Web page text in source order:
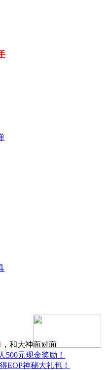
，和大神面对面
500元现金奖励！
EOP神秘大礼包！